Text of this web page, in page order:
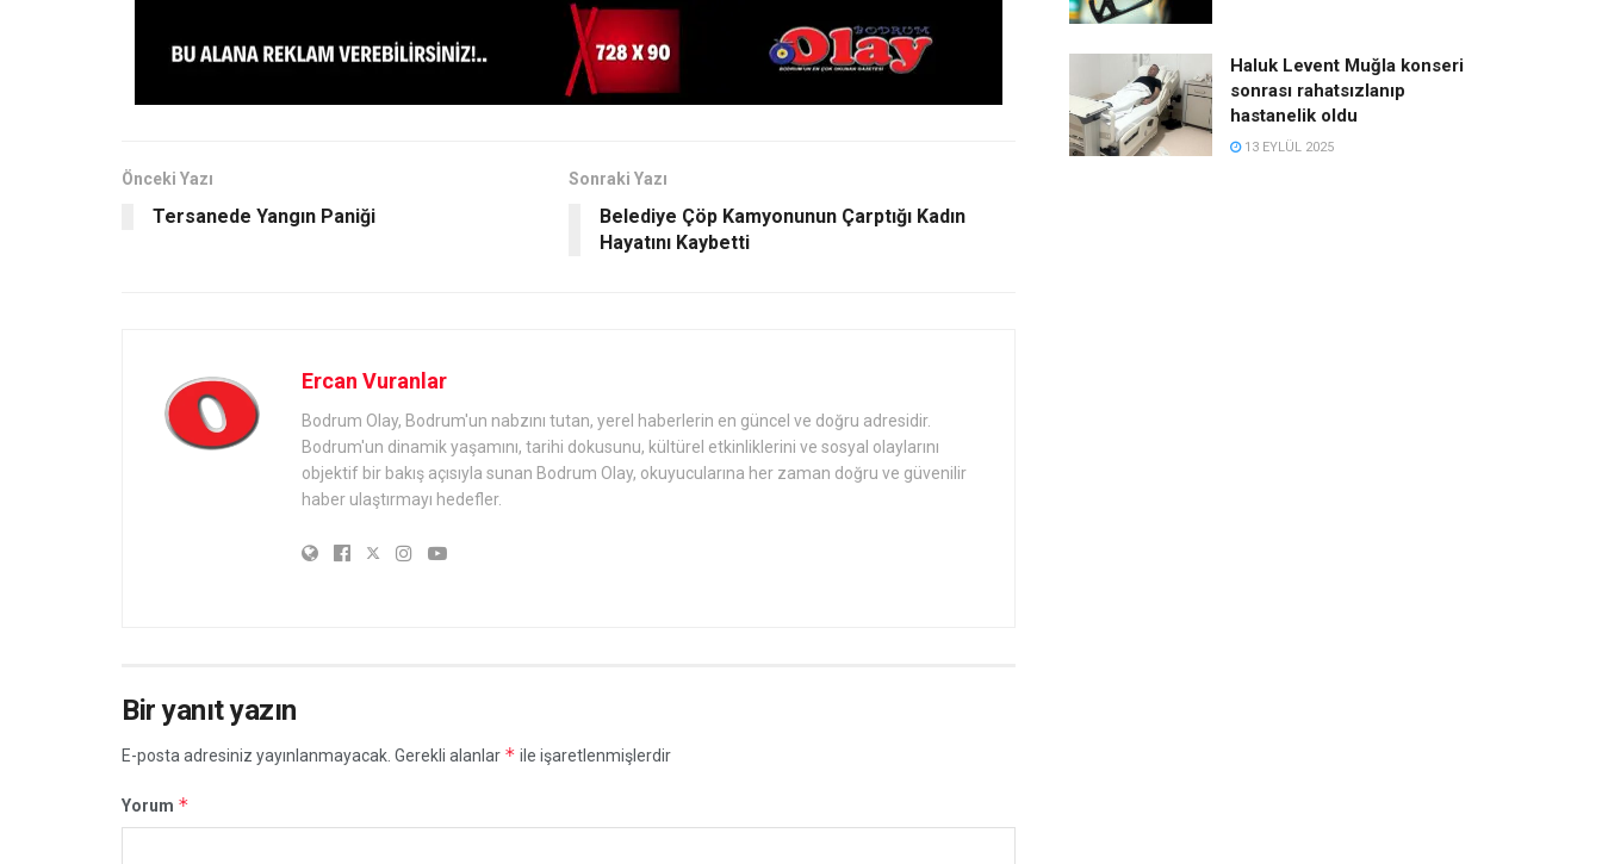
Önceki Yazı
Tersanede Yangın Paniği
Sonraki Yazı
Belediye Çöp Kamyonunun Çarptığı Kadın
Hayatını Kaybetti
Ercan Vuranlar
Bodrum Olay, Bodrum'un nabzını tutan, yerel haberlerin en güncel ve doğru adresidir.
Bodrum'un dinamik yaşamını, tarihi dokusunu, kültürel etkinliklerini ve sosyal olaylarını
objektif bir bakış açısıyla sunan Bodrum Olay, okuyucularına her zaman doğru ve güvenilir
haber ulaştırmayı hedefler.
Bir yanıt yazın
E-posta adresiniz yayınlanmayacak. Gerekli alanlar * ile işaretlenmişlerdir
Yorum *
Haluk Levent Muğla konseri
sonrası rahatsızlanıp
hastanelik oldu
13 EYLÜL 2025